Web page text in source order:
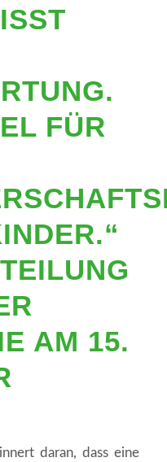
A
Z
FÜR F
P
Z
D
AM 15. S
daran, dass eine